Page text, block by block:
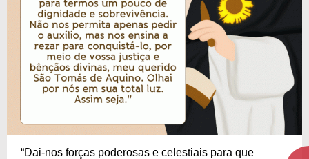
“Dai-nos forças poderosas e celestiais para que